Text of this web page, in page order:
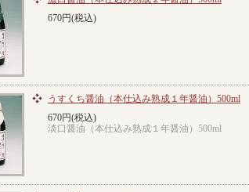
670円(税込)
うすくち醤油（本仕込み熟成１年醤油）500ml
670円(税込)
淡口醤油（本仕込み熟成１年醤油）500ml